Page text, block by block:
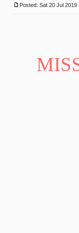
Posted: Sat 20 Jul 2019